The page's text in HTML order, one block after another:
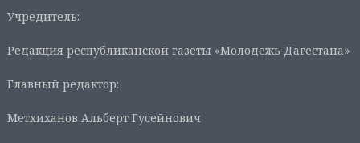
Учредитель:
Редакция республиканской газеты «Молодежь Дагестана»
Главный редактор:
Метхиханов Альберт Гусейнович